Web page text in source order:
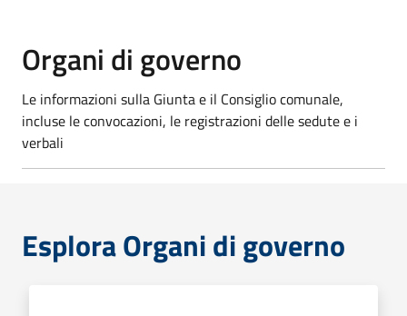
Organi di governo
Le informazioni sulla Giunta e il Consiglio comunale,
incluse le convocazioni, le registrazioni delle sedute e i
verbali
Esplora Organi di governo